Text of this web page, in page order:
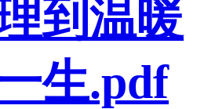
到温暖
生.pdf